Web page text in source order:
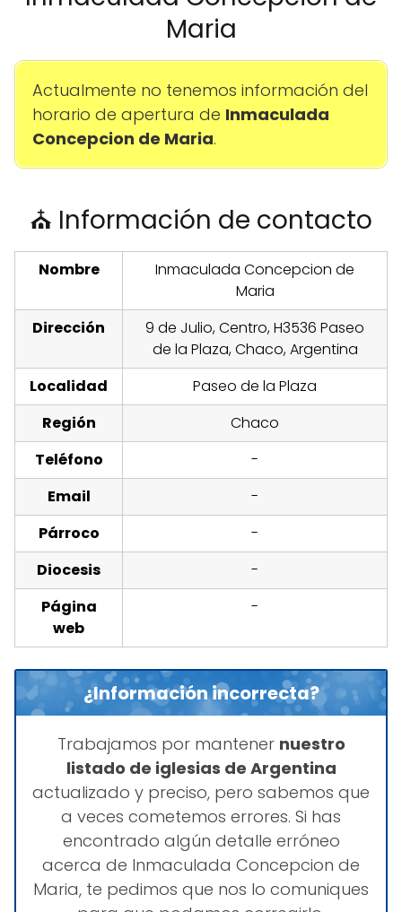
Maria
Actualmente no tenemos información del
horario de apertura de Inmaculada
Concepcion de Maria.
⛪ Información de contacto
Nombre
Inmaculada Concepcion de
Maria
Dirección
9 de Julio, Centro, H3536 Paseo
de la Plaza, Chaco, Argentina
Localidad
Paseo de la Plaza
Región
Chaco
Teléfono
-
Email
-
Párroco
-
Diocesis
-
Página
web
-
¿Información incorrecta?
Trabajamos por mantener nuestro
listado de iglesias de Argentina
actualizado y preciso, pero sabemos que
a veces cometemos errores. Si has
encontrado algún detalle erróneo
acerca de Inmaculada Concepcion de
Maria, te pedimos que nos lo comuniques